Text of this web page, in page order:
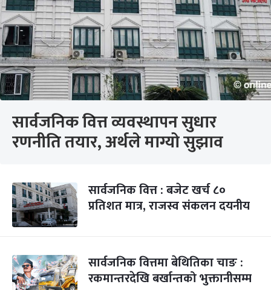
सार्वजनिक वित्त व्यवस्थापन सुधार
रणनीति तयार, अर्थले माग्यो सुझाव
सार्वजनिक वित्त : बजेट खर्च ८०
प्रतिशत मात्र, राजस्व संकलन दयनीय
सार्वजनिक वित्तमा बेथितिका चाङ :
रकमान्तरदेखि बर्खान्तको भुक्तानीसम्म